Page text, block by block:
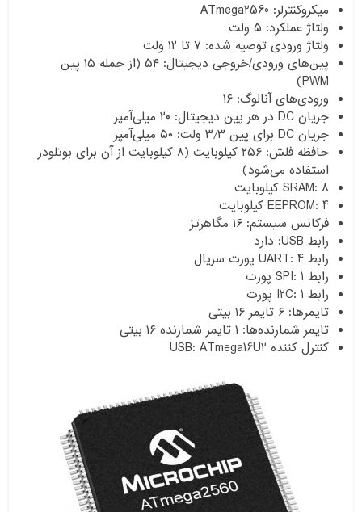
میکروکنترلر: ATmega2560
ولتاژ عملکرد: ۵ ولت
ولتاژ ورودی توصیه شده: ۷ تا ۱۲ ولت
پین‌های ورودی/خروجی دیجیتال: ۵۴ (از جمله ۱۵ پین
PWM)
ورودی‌های آنالوگ: ۱۶
جریان DC در هر پین دیجیتال: ۲۰ میلی‌آمپر
جریان DC برای پین ۳٫۳ ولت: ۵۰ میلی‌آمپر
حافظه فلش: ۲۵۶ کیلوبایت (۸ کیلوبایت از آن برای بوتلودر
استفاده می‌شود)
SRAM: 8 کیلوبایت
EEPROM: 4 کیلوبایت
فرکانس سیستم: ۱۶ مگاهرتز
رابط USB: دارد
رابط UART: 4 پورت سریال
رابط SPI: 1 پورت
رابط I2C: 1 پورت
تایمرها: ۶ تایمر ۱۶ بیتی
تایمر شمارنده‌ها: ۱ تایمر شمارنده ۱۶ بیتی
کنترل کننده USB: ATmega16U2